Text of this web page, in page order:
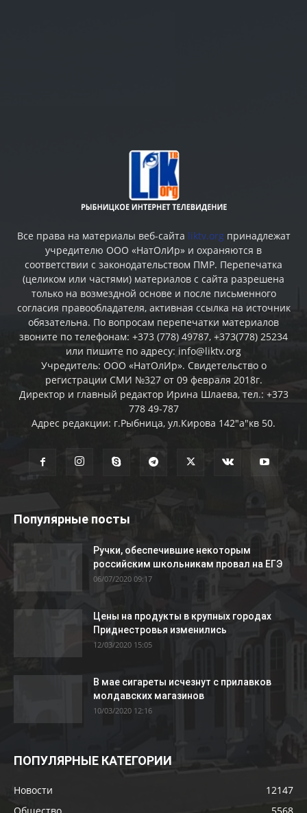
Все права на материалы веб-сайта liktv.org принадлежат
учредителю ООО «НатОлИр» и охраняются в
соответствии с законодательством ПМР. Перепечатка
(целиком или частями) материалов c сайта разрешена
только на возмездной основе и после письменного
согласия правообладателя, активная ссылка на источник
обязательна. По вопросам перепечатки материалов
звоните по телефонам: +373 (778) 49787, +373(778) 25234
или пишите по адресу: info@liktv.org
Учредитель: ООО «НатОлИр». Свидетельство о
регистрации СМИ №327 от 09 февраля 2018г.
Директор и главный редактор Ирина Шлаева, тел.: +373
778 49-787
Адрес редакции: г.Рыбница, ул.Кирова 142"а"кв 50.
Популярные посты
Ручки, обеспечившие некоторым
российским школьникам провал на ЕГЭ
06/07/2020 09:17
Цены на продукты в крупных городах
Приднестровья изменились
12/03/2020 15:05
В мае сигареты исчезнут с прилавков
молдавских магазинов
10/03/2020 12:16
ПОПУЛЯРНЫЕ КАТЕГОРИИ
Новости
12147